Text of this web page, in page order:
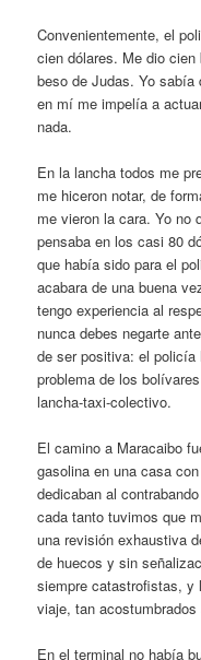
Convenientemente, el
cien dólares. Me dio
beso de Judas. Yo sabía
en mí me impelía a
nada.
En la lancha todos me
me hiceron notar, de
me vieron la cara. Yo no
pensaba en los casi 80
que había sido para el
acabara de una buena
tengo experiencia al
nunca debes negarte
de ser positiva: el policía
problema de los
lancha-taxi-colectivo.
El camino a Maracaibo
gasolina en una casa
dedicaban al
cada tanto tuvimos que
una revisión exhaustiva
de huecos y sin
siempre catastrofistas, y
viaje, tan
En el terminal no había